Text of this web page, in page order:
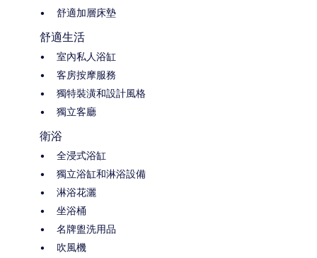
舒適加層床墊
舒適生活
室內私人浴缸
客房按摩服務
獨特裝潢和設計風格
獨立客廳
衛浴
全浸式浴缸
獨立浴缸和淋浴設備
淋浴花灑
坐浴桶
名牌盥洗用品
吹風機